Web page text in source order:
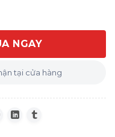
hiệu Wusthof
NGAY
tại cửa hàng